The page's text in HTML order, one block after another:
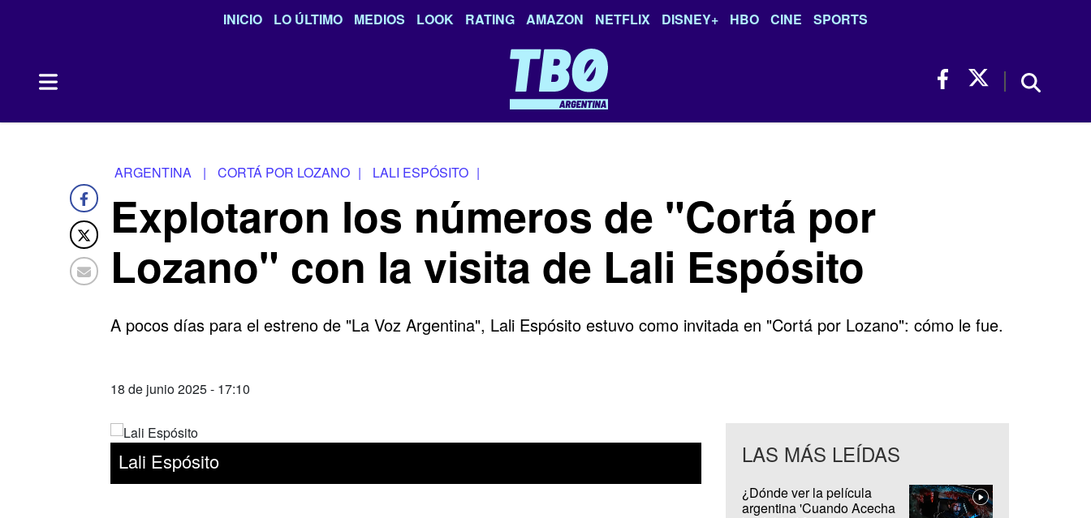
INICIO LO ÚLTIMO MEDIOS LOOK RATING AMAZON NETFLIX DISNEY+ HBO CINE SPORTS
ARGENTINA | CORTÁ POR LOZANO | LALI ESPÓSITO |
Explotaron los números de "Cortá por
Lozano" con la visita de Lali Espósito
A pocos días para el estreno de "La Voz Argentina", Lali Espósito estuvo como invitada en "Cortá por Lozano": cómo le fue.
18 de junio 2025 - 17:10
Lali Espósito LAS MÁS LEÍDAS
¿Dónde ver la película
argentina 'Cuando Acecha